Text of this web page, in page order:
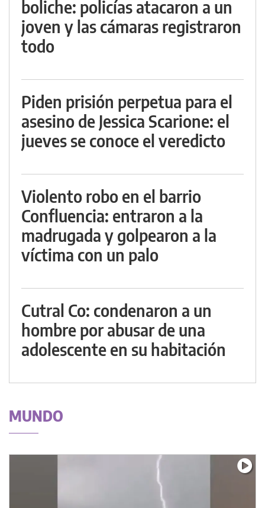
boliche: policías atacaron a un
joven y las cámaras registraron
todo
Piden prisión perpetua para el
asesino de Jessica Scarione: el
jueves se conoce el veredicto
Violento robo en el barrio
Confluencia: entraron a la
madrugada y golpearon a la
víctima con un palo
Cutral Co: condenaron a un
hombre por abusar de una
adolescente en su habitación
MUNDO